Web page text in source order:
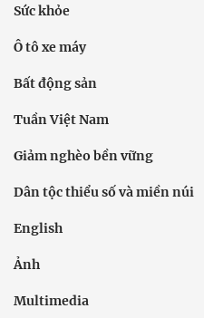
Sức khỏe
Ô tô xe máy
Bất động sản
Tuần Việt Nam
Giảm nghèo bền vững
Dân tộc thiểu số và miền núi
English
Ảnh
Multimedia